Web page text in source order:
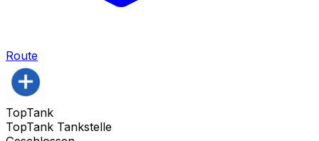
Route
TopTank
TopTank Tankstelle